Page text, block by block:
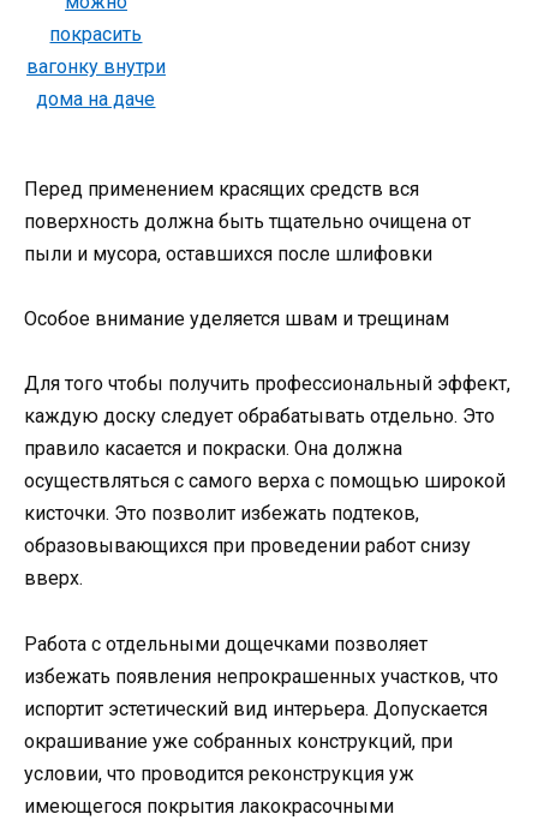
Перед применением красящих средств вся
поверхность должна быть тщательно очищена от
пыли и мусора, оставшихся после шлифовки
Особое внимание уделяется швам и трещинам
Для того чтобы получить профессиональный эффект,
каждую доску следует обрабатывать отдельно. Это
правило касается и покраски. Она должна
осуществляться с самого верха с помощью широкой
кисточки. Это позволит избежать подтеков,
образовывающихся при проведении работ снизу
вверх.
Работа с отдельными дощечками позволяет
избежать появления непрокрашенных участков, что
испортит эстетический вид интерьера. Допускается
окрашивание уже собранных конструкций, при
условии, что проводится реконструкция уж
имеющегося покрытия лакокрасочными